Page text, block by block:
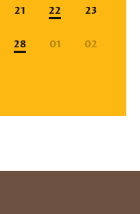
21 22 23
28 01 02